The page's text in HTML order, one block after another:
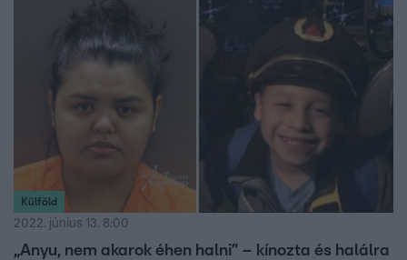
Külföld
2022. június 13. 8:00
„Anyu, nem akarok éhen halni” – kínozta és halálra